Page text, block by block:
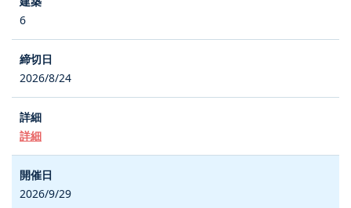
6
2026/8/24
詳細
2026/9/29